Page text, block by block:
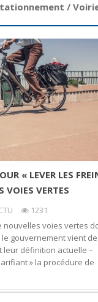
/
« LEVER LES
VOIES VERTES
1231
nouvelles voies vertes
gouvernement vient de
définition actuelle –
» la procédure de